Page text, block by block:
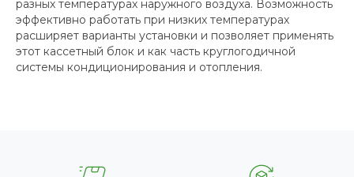
разных температурах наружного воздуха. Возможность
эффективно работать при низких температурах
расширяет варианты установки и позволяет применять
этот кассетный блок и как часть круглогодичной
системы кондиционирования и отопления.